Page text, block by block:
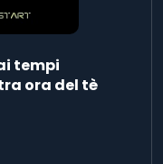
tempi
ora del tè